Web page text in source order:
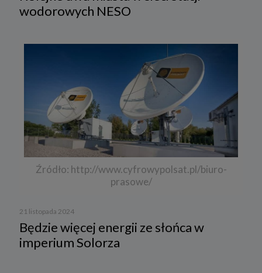
wodorowych NESO
Źródło: http://www.cyfrowypolsat.pl/biuro-
prasowe/
21 listopada 2024
Będzie więcej energii ze słońca w
imperium Solorza